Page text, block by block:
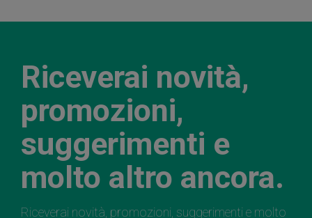
Riceverai novità,
promozioni,
suggerimenti e
molto altro ancora.
Riceverai novità, promozioni, suggerimenti e molto